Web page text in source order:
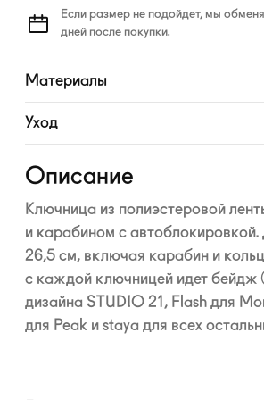
Если размер не подойдет, мы
дней после покупки.
Материалы
Развернуть
Уход
Развернуть
Описание
Ключница из полиэстеровой
и карабином с
26,5 см, включая карабин и
с каждой ключницей идет бейдж
дизайна STUDIO 21, Flash для
для Peak и staya для всех